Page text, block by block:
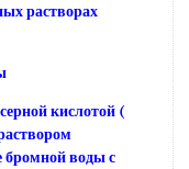
растворах
кислотой (
бромной воды с